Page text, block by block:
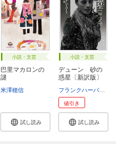
小説・文芸
巴里マカロンの
謎
米澤穂信
試し読み
小説・文芸
デューン 砂の
惑星〔新訳版〕
フランクハーバート
値引き
試し読み